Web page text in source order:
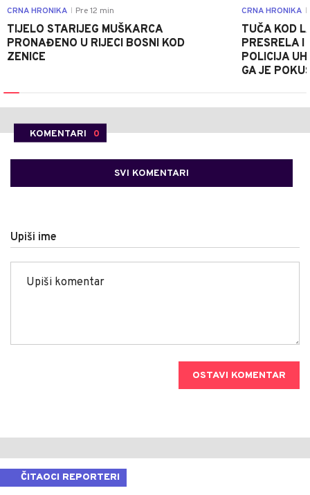
CRNA HRONIKA Pre 12 min
TIJELO STARIJEG MUŠKARCA
PRONAĐENO U RIJECI BOSNI KOD
ZENICE
CRNA HRONIKA
TUČA KOD
PRESRELA I
POLICIJA
GA JE
KOMENTARI 0
SVI KOMENTARI
Upiši ime
OSTAVI KOMENTAR
ČITAOCI REPORTERI